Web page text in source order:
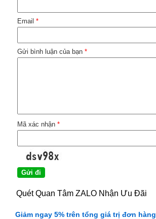
Email *
Gửi bình luận của bạn *
Mã xác nhận *
Quét Quan Tâm ZALO Nhận Ưu Đãi
Giảm ngay 5% trên tổng giá trị đơn hàng